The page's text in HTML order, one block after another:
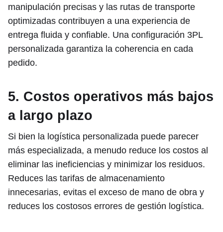
manipulación precisas y las rutas de transporte
optimizadas contribuyen a una experiencia de
entrega fluida y confiable. Una configuración 3PL
personalizada garantiza la coherencia en cada
pedido.
5. Costos operativos más bajos
a largo plazo
Si bien la logística personalizada puede parecer
más especializada, a menudo reduce los costos al
eliminar las ineficiencias y minimizar los residuos.
Reduces las tarifas de almacenamiento
innecesarias, evitas el exceso de mano de obra y
reduces los costosos errores de gestión logística.